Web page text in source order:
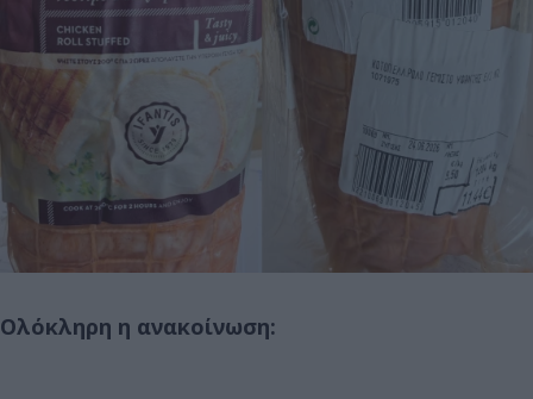
Ολόκληρη η ανακοίνωση: